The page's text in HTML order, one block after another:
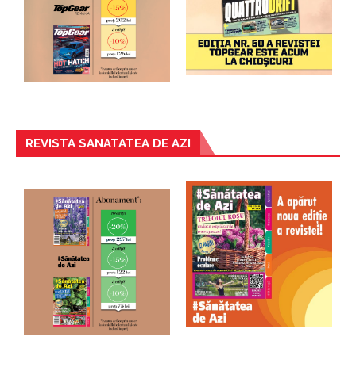
REVISTA SANATATEA DE AZI